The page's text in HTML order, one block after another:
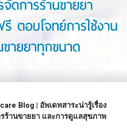
Blog | อัพเดทสาระน่ารู้เรื่อง
ร้านขายยา และการดูแลสุขภาพ